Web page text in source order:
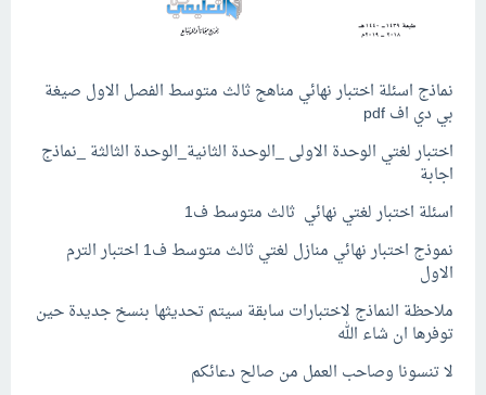
نماذج اسئلة اختبار نهائي مناهج ثالث متوسط الفصل الاول صيغة
بي دي اف pdf
اختبار لغتي الوحدة الاولى _الوحدة الثانية_الوحدة الثالثة _نماذج
اجابة
اسئلة اختبار لغتي نهائي ثالث متوسط ف1
نموذج اختبار نهائي منازل لغتي ثالث متوسط ف1 اختبار الترم
الاول
ملاحظة النماذج لاختبارات سابقة سيتم تحديثها بنسخ جديدة حين
توفرها ان شاء الله
لا تنسونا وصاحب العمل من صالح دعائكم